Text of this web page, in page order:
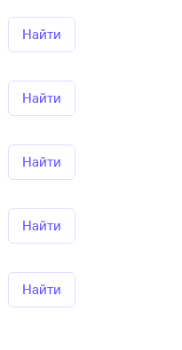
Найти
Найти
Найти
Найти
Найти